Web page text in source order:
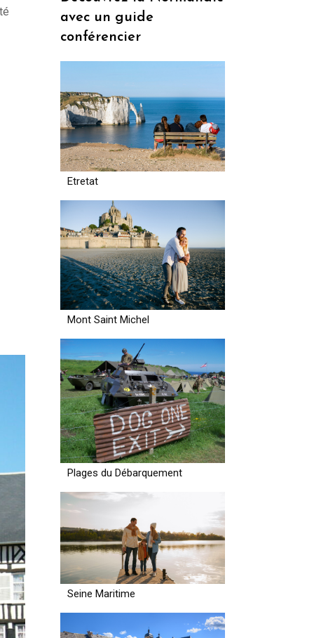
avec un guide
conférencier
Etretat
Mont Saint Michel
Plages du Débarquement
Seine Maritime